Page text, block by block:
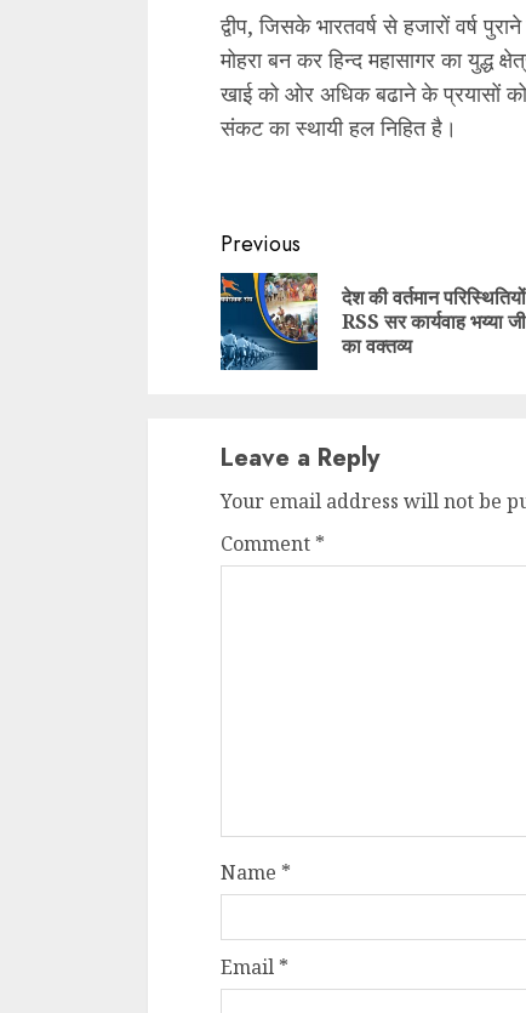
द्वीप, जिसके भारतवर्ष से हजारों वर्ष
मोहरा बन कर हिन्द महासागर का
खाई को ओर अधिक बढाने के प्रयासों
संकट का स्थायी हल निहित है।
Continue
Reading
Previous
देश की वर्तमान
RSS सर कार्यवाह भय्या
का वक्तव्य
Leave a Reply
Your email address will not be
Comment *
Name *
Email *